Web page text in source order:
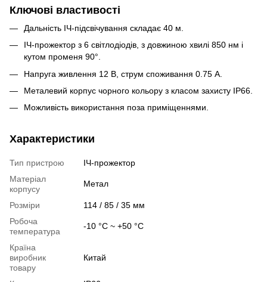
Ключові властивості
Дальність ІЧ-підсвічування складає 40 м.
ІЧ-прожектор з 6 світлодіодів, з довжиною хвилі 850 нм і
кутом променя 90°.
Напруга живлення 12 В, струм споживання 0.75 А.
Металевий корпус чорного кольору з класом захисту IP66.
Можливість використання поза приміщеннями.
Характеристики
Тип пристрою
ІЧ-прожектор
Матеріал
корпусу
Метал
Розміри
114 / 85 / 35 мм
Робоча
температура
-10 °C ~ +50 °C
Країна
виробник
товару
Китай